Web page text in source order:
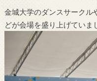
金城大学のダンスサークル
どが会場を盛り上げていま